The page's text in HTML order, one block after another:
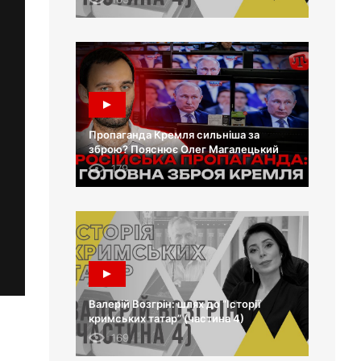
Пропаганда Кремля сильніша за
зброю? Пояснює Олег Магалецький
179
Валерій Возгрін: шлях до “Історії
кримських татар” (частина 4)
169